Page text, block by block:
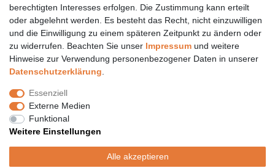
Hiermit bestätige ich, dass ich dieDaten­schutz­erklärunggelesen habe.
Meine Einwilligung kann ich jederzeit widerrufen.**
Abonnieren
Versand
Versandinformation
Versandkosten nur 4,90€
- kostenfrei ab 39€ Warenwert
berechtigten Interesses erfolgen. Die Zustimmung kann erteilt
oder abgelehnt werden. Es besteht das Recht, nicht einzuwilligen
und die Einwilligung zu einem späteren Zeitpunkt zu ändern oder
zu widerrufen. Beachten Sie unser Impressum und weitere
Hinweise zur Verwendung personenbezogener Daten in unserer
Daten­schutz­erklärung
Essenziell
Externe Medien
Funktional
Weitere Einstellungen
Alle akzeptieren